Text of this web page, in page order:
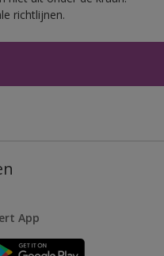
richtlijnen.
App